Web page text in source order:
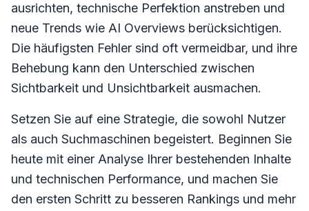
ausrichten, technische Perfektion anstreben und
neue Trends wie AI Overviews berücksichtigen.
Die häufigsten Fehler sind oft vermeidbar, und ihre
Behebung kann den Unterschied zwischen
Sichtbarkeit und Unsichtbarkeit ausmachen.
Setzen Sie auf eine Strategie, die sowohl Nutzer
als auch Suchmaschinen begeistert. Beginnen Sie
heute mit einer Analyse Ihrer bestehenden Inhalte
und technischen Performance, und machen Sie
den ersten Schritt zu besseren Rankings und mehr